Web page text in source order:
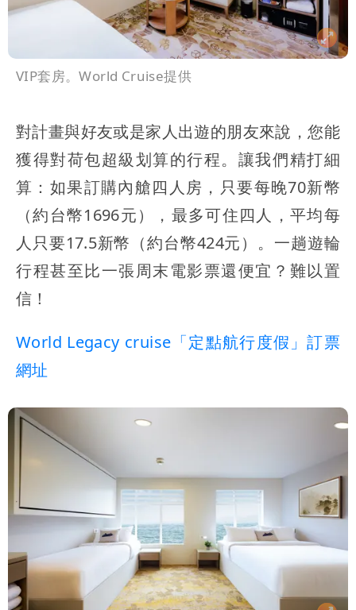
VIP套房。World Cruise提供
對計畫與好友或是家人出遊的朋友來說，您能
獲得對荷包超級划算的行程。讓我們精打細
算：如果訂購內艙四人房，只要每晚70新幣
（約台幣1696元），最多可住四人，平均每
人只要17.5新幣（約台幣424元）。一趟遊輪
行程甚至比一張周末電影票還便宜？難以置
信！
World Legacy cruise「定點航行度假」訂票
網址